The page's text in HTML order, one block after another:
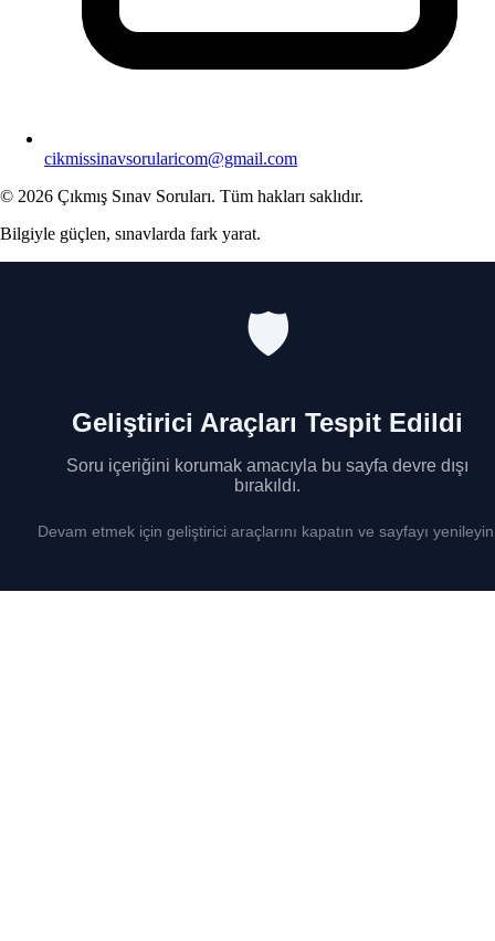
cikmissinavsorularicom@gmail.com
© 2026 Çıkmış Sınav Soruları. Tüm hakları saklıdır.
Bilgiyle güçlen, sınavlarda fark yarat.
🛡️
Geliştirici Araçları Tespit Edildi
Soru içeriğini korumak amacıyla bu sayfa devre dışı
bırakıldı.
Devam etmek için geliştirici araçlarını kapatın ve sayfayı